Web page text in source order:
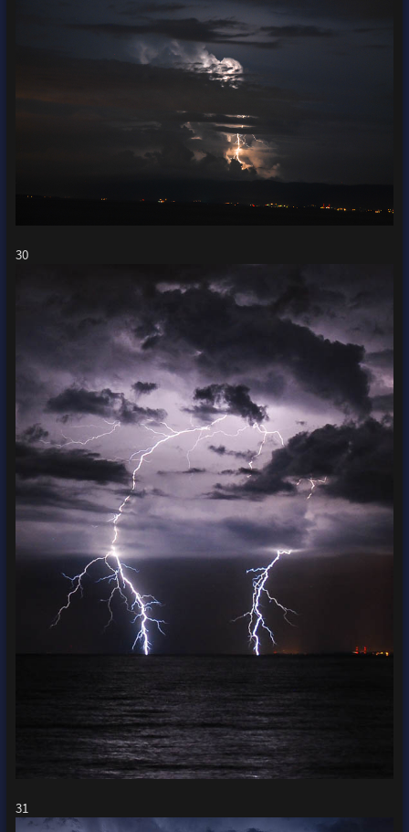
30
31